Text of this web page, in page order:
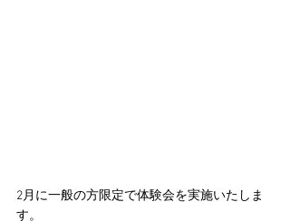
2月に一般の方限定で体験会を実施いたしま
す。